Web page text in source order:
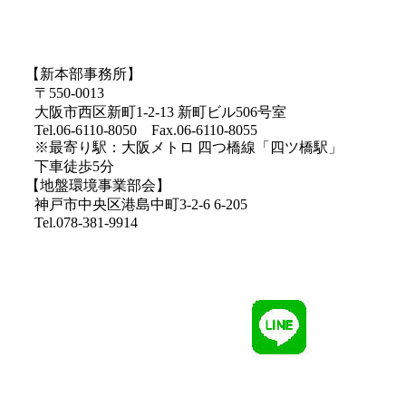
【新本部事務所】
〒550-0013
大阪市西区新町1-2-13 新町ビル506号室
Tel.06-6110-8050 Fax.06-6110-8055
※最寄り駅：大阪メトロ 四つ橋線「四ツ橋駅」
下車徒歩5分
【地盤環境事業部会】
神戸市中央区港島中町3-2-6 6-205
Tel.078-381-9914